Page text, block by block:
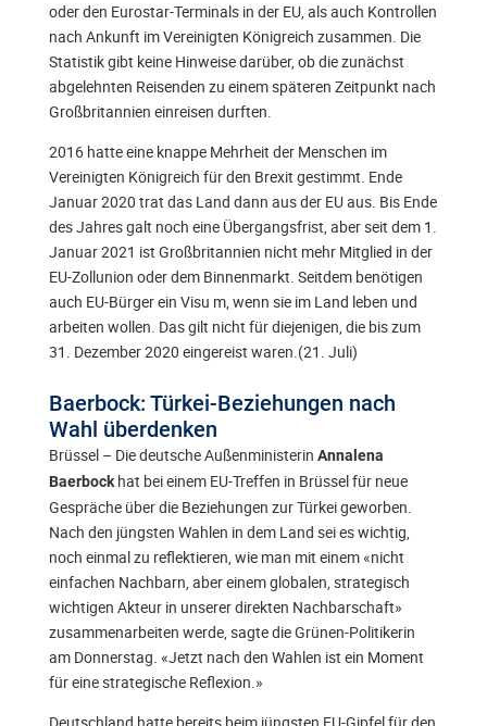
oder den Eurostar-Terminals in der EU, als auch Kontrollen
nach Ankunft im Vereinigten Königreich zusammen. Die
Statistik gibt keine Hinweise darüber, ob die zunächst
abgelehnten Reisenden zu einem späteren Zeitpunkt nach
Großbritannien einreisen durften.
2016 hatte eine knappe Mehrheit der Menschen im
Vereinigten Königreich für den Brexit gestimmt. Ende
Januar 2020 trat das Land dann aus der EU aus. Bis Ende
des Jahres galt noch eine Übergangsfrist, aber seit dem 1.
Januar 2021 ist Großbritannien nicht mehr Mitglied in der
EU-Zollunion oder dem Binnenmarkt. Seitdem benötigen
auch EU-Bürger ein Visu m, wenn sie im Land leben und
arbeiten wollen. Das gilt nicht für diejenigen, die bis zum
31. Dezember 2020 eingereist waren.(21. Juli)
Baerbock: Türkei-Beziehungen nach
Wahl überdenken
Brüssel – Die deutsche Außenministerin Annalena
Baerbockhat bei einem EU-Treffen in Brüssel für neue
Gespräche über die Beziehungen zur Türkei geworben.
Nach den jüngsten Wahlen in dem Land sei es wichtig,
noch einmal zu reflektieren, wie man mit einem «nicht
einfachen Nachbarn, aber einem globalen, strategisch
wichtigen Akteur in unserer direkten Nachbarschaft»
zusammenarbeiten werde, sagte die Grünen-Politikerin
am Donnerstag. «Jetzt nach den Wahlen ist ein Moment
für eine strategische Reflexion.»